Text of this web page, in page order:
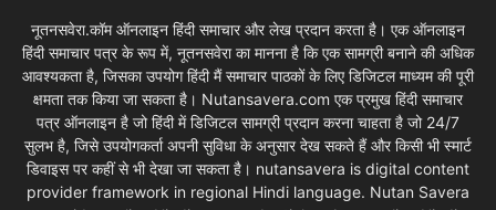
नूतनसवेरा.कॉम ऑनलाइन हिंदी समाचार और लेख प्रदान करता है। एक ऑनलाइन
हिंदी समाचार पत्र के रूप में, नूतनसवेरा का मानना है कि एक सामग्री बनाने की अधिक
आवश्यकता है, जिसका उपयोग हिंदी मैं समाचार पाठकों के लिए डिजिटल माध्यम की पूरी
क्षमता तक किया जा सकता है। Nutansavera.com एक प्रमुख हिंदी समाचार
पत्र ऑनलाइन है जो हिंदी में डिजिटल सामग्री प्रदान करना चाहता है जो 24/7
सुलभ है, जिसे उपयोगकर्ता अपनी सुविधा के अनुसार देख सकते हैं और किसी भी स्मार्ट
डिवाइस पर कहीं से भी देखा जा सकता है। nutansavera is digital content
provider framework in regional Hindi language. Nutan Savera